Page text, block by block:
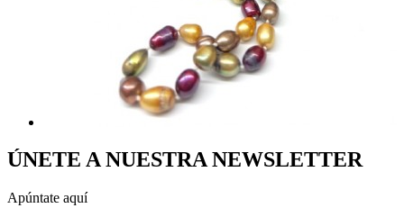
ÚNETE A NUESTRA NEWSLETTER
Apúntate aquí